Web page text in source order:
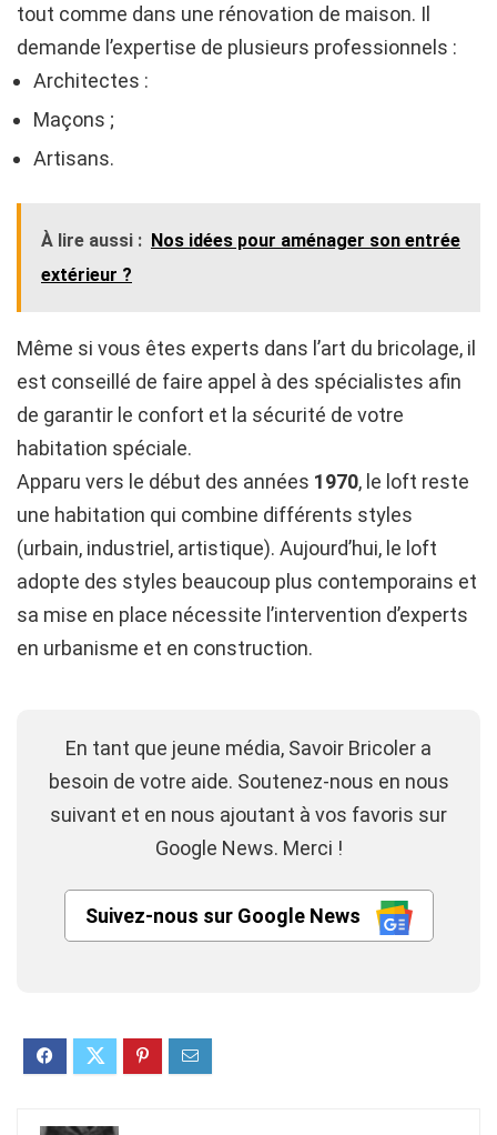
tout comme dans une rénovation de maison. Il
demande l’expertise de plusieurs professionnels :
Architectes :
Maçons ;
Artisans.
À lire aussi : Nos idées pour aménager son entrée
extérieur ?
Même si vous êtes experts dans l’art du bricolage, il
est conseillé de faire appel à des spécialistes afin
de garantir le confort et la sécurité de votre
habitation spéciale.
Apparu vers le début des années 1970, le loft reste
une habitation qui combine différents styles
(urbain, industriel, artistique). Aujourd’hui, le loft
adopte des styles beaucoup plus contemporains et
sa mise en place nécessite l’intervention d’experts
en urbanisme et en construction.
En tant que jeune média, Savoir Bricoler a
besoin de votre aide. Soutenez-nous en nous
suivant et en nous ajoutant à vos favoris sur
Google News. Merci !
Suivez-nous sur Google News